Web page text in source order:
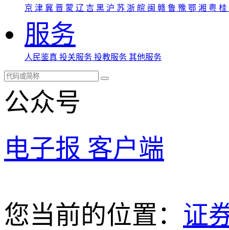
京 津 冀 晋 蒙 辽 吉 黑 沪 苏 浙 皖 闽 赣 鲁 豫 鄂 湘 粤 桂
服务
人民鉴真 投关服务 投教服务 其他服务
公众号
电子报 客户端
您当前的位置： 证